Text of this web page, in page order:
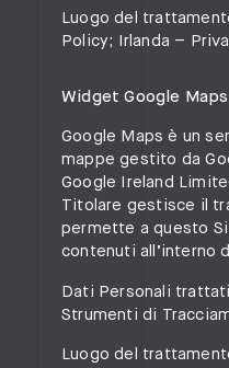
Luogo del
Policy; Irlanda –
Widget Google
Google Maps è un
mappe gestito da
Google Ireland
Titolare gestisce il
permette a questo
contenuti all’interno
Dati Personali
Strumenti di
Luogo del